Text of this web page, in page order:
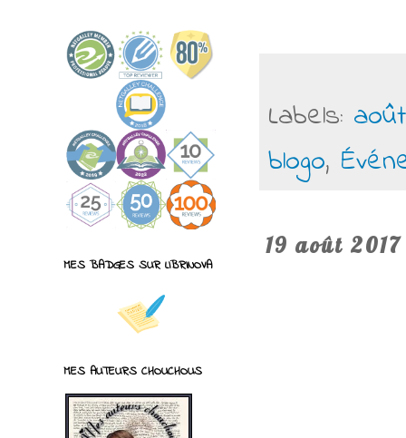
Labels:
blogo,
19 août 2017
MES BADGES SUR LIBRINOVA
MES AUTEURS CHOUCHOUS